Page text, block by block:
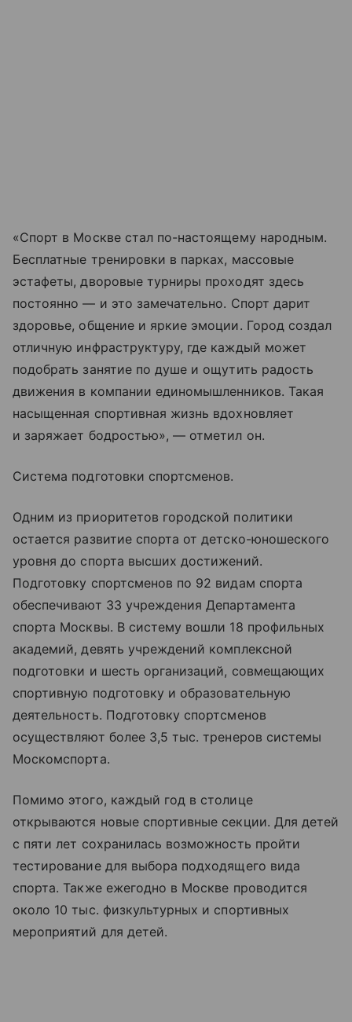
«Спорт в Москве стал по-настоящему народным.
Бесплатные тренировки в парках, массовые
эстафеты, дворовые турниры проходят здесь
постоянно — и это замечательно. Спорт дарит
здоровье, общение и яркие эмоции. Город создал
отличную инфраструктуру, где каждый может
подобрать занятие по душе и ощутить радость
движения в компании единомышленников. Такая
насыщенная спортивная жизнь вдохновляет
и заряжает бодростью», — отметил он.
Система подготовки спортсменов.
Одним из приоритетов городской политики
остается развитие спорта от детско-юношеского
уровня до спорта высших достижений.
Подготовку спортсменов по 92 видам спорта
обеспечивают 33 учреждения Департамента
спорта Москвы. В систему вошли 18 профильных
академий, девять учреждений комплексной
подготовки и шесть организаций, совмещающих
спортивную подготовку и образовательную
деятельность. Подготовку спортсменов
осуществляют более 3,5 тыс. тренеров системы
Москомспорта.
Помимо этого, каждый год в столице
открываются новые спортивные секции. Для детей
с пяти лет сохранилась возможность пройти
тестирование для выбора подходящего вида
спорта. Также ежегодно в Москве проводится
около 10 тыс. физкультурных и спортивных
мероприятий для детей.